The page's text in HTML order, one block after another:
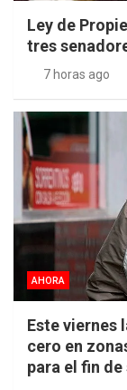
Ley de
tres
7 horas ago
AHORA
Este viernes
cero en
para el fin de